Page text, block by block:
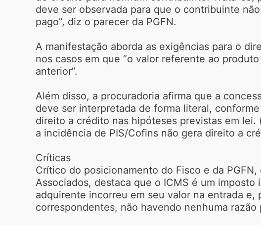
deve ser observada para que o contribuinte
pago”, diz o parecer da PGFN.
A manifestação aborda as exigências para o
nos casos em que “o valor referente ao
anterior”.
Além disso, a procuradoria afirma que a
deve ser interpretada de forma literal,
direito a crédito nas hipóteses previstas em
a incidência de PIS/Cofins não gera direito a
Críticas
Crítico do posicionamento do Fisco e da
Associados, destaca que o ICMS é um
adquirente incorreu em seu valor na entrada
correspondentes, não havendo nenhuma razão